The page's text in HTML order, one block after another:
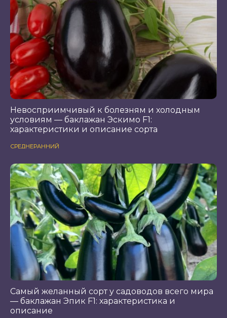
Невосприимчивый к болезням и холодным
условиям — баклажан Эскимо F1:
характеристики и описание сорта
СРЕДНЕРАННИЙ
Самый желанный сорт у садоводов всего мира
— баклажан Эпик F1: характеристика и
описание